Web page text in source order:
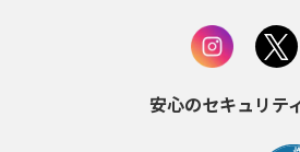
安心のセキュリテ